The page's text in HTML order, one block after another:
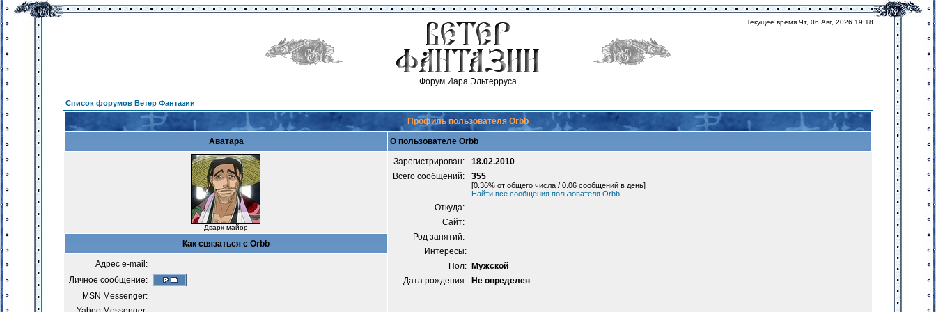
Форум Иара Эльтерруса
Текущее время Чт, 06 Авг, 2026 19:18
Список форумов Ветер Фантазии
Профиль пользователя Orbb
Аватара О пользователе Orbb
Дварх-майор
Зарегистрирован:
18.02.2010
Всего сообщений:
355
[0.36% от общего числа / 0.06 сообщений в день]
Найти все сообщения пользователя Orbb
Откуда:
Сайт:
Род занятий:
Интересы:
Пол:
Мужской
Дата рождения:
Не определен
Как связаться с Orbb
Адрес e-mail:
Личное сообщение:
MSN Messenger: